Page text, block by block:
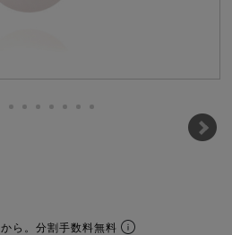
から。分割手数料無料